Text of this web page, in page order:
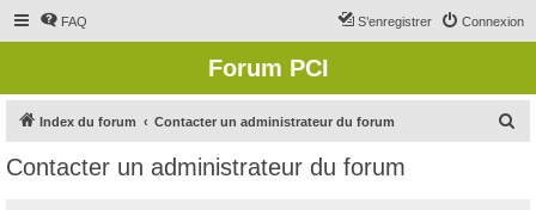
FAQ Connexion
S’enregistrer
Forum PCI
Index du forum Contacter un administrateur du forum
Contacter un administrateur du forum